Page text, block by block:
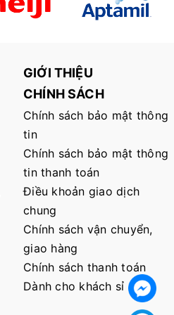
GIỚI THIỆU
CHÍNH SÁCH
Chính sách bảo mật thông
tin
Chính sách bảo mật thông
tin thanh toán
Điều khoản giao dịch
chung
Chính sách vận chuyển,
giao hàng
Chính sách thanh toán
Dành cho khách sỉ